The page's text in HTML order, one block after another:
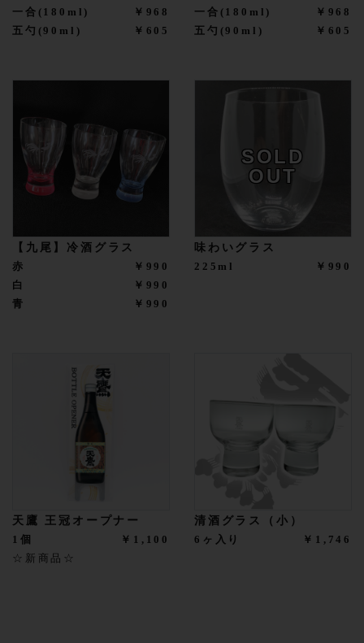
一合(180ml)
￥968
五勺(90ml)
￥605
一合(180ml)
￥968
五勺(90ml)
￥605
【九尾】冷酒グラス
赤
￥990
白
￥990
青
￥990
SOLD
OUT
味わいグラス
225ml ￥990
天鷹 王冠オープナー
1個
￥1,100
☆新商品☆
清酒グラス（小）
6ヶ入り ￥1,746